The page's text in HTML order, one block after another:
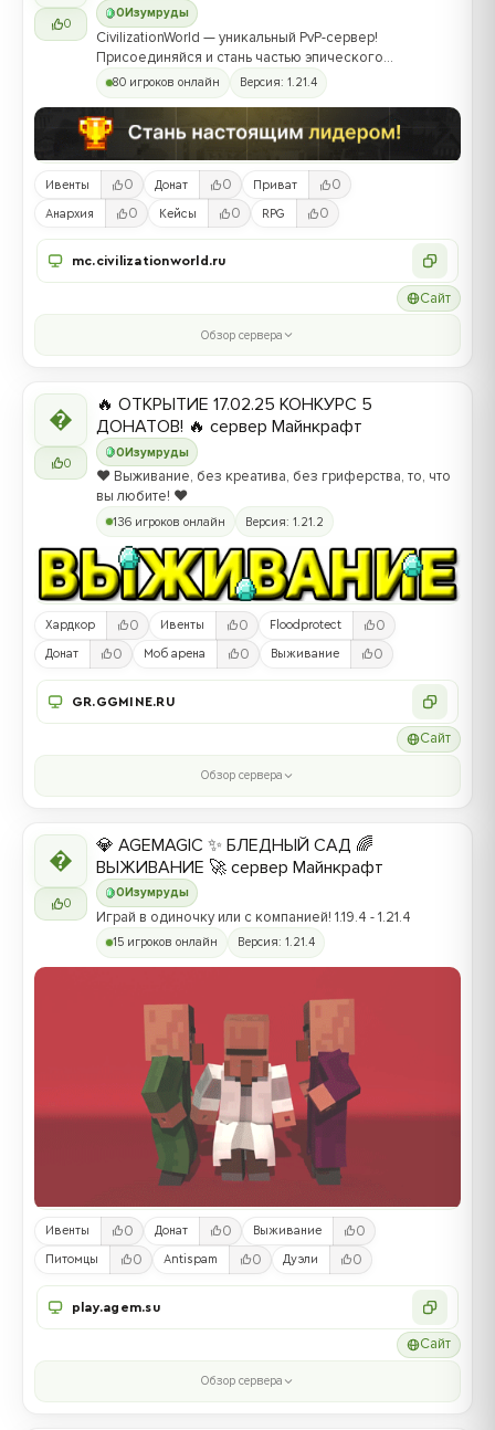
0
0 Изумруды
CivilizationWorld — уникальный PvP-сервер!
Присоединяйся и стань частью эпического
противостояния между Альвами и Йотунами!
80 игроков онлайн Версия: 1.21.4
Ивенты 0 Донат 0 Приват 0
Анархия 0 Кейсы 0 RPG 0
mc.civilizationworld.ru
Сайт
Обзор сервера

0
0Изумруды
🔥 ОТКРЫТИЕ 17.02.25 КОНКУРС 5
ДОНАТОВ! 🔥 сервер Майнкрафт
❤️ Выживание, без креатива, без гриферства, то, что
вы любите! ❤️
136 игроков онлайн Версия: 1.21.2
Хардкор 0 Ивенты 0 Floodprotect 0
Донат 0 Моб арена 0 Выживание 0
GR.GGMINE.RU
Сайт
Обзор сервера

0
0 Изумруды
💎 AGEMAGIC ✨ БЛЕДНЫЙ САД 🌈
ВЫЖИВАНИЕ 🚀 сервер Майнкрафт
Играй в одиночку или с компанией! 1.19.4 - 1.21.4
15 игроков онлайн Версия: 1.21.4
Ивенты 0 Донат 0 Выживание 0
Питомцы 0 Antispam 0 Дуэли 0
play.agem.su
Сайт
Обзор сервера